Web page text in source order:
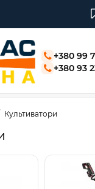
+380 99
+380 93
Культиватори